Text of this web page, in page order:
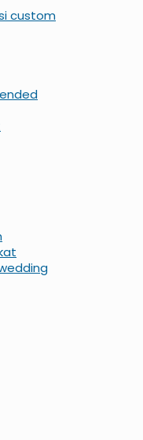
custom